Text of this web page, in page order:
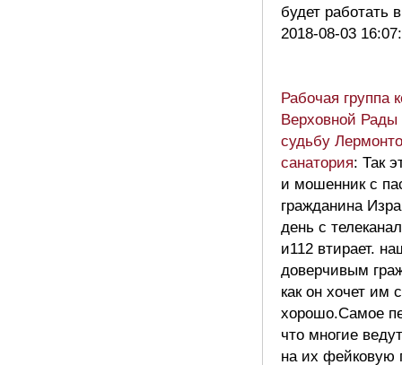
будет
2018-08-03
Рабочая группа
Верховной Рады
судьбу
санатория: Так
и мошенник с
гражданина
день с
и112 втирает.
доверчивым
как он хочет им
хорошо.Самое
что многие
на их фейковую